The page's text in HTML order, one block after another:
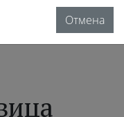
Отмена